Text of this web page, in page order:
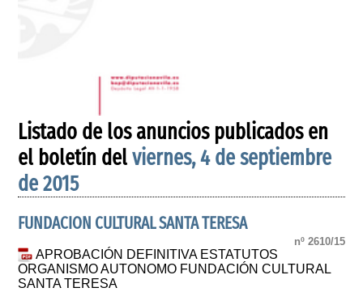
Listado de los anuncios publicados en
el boletín delviernes, 4 de septiembre
de 2015
FUNDACION CULTURAL SANTA TERESA
nº 2610/15
APROBACIÓN DEFINITIVA ESTATUTOS
ORGANISMO AUTONOMO FUNDACIÓN CULTURAL
SANTA TERESA